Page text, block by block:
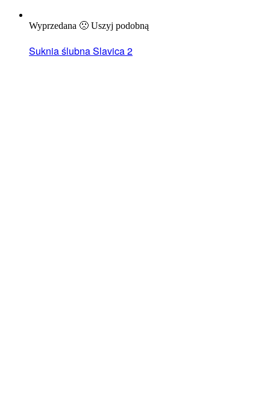
Wyprzedana 🙁 Uszyj podobną
Suknia ślubna Slavica 2